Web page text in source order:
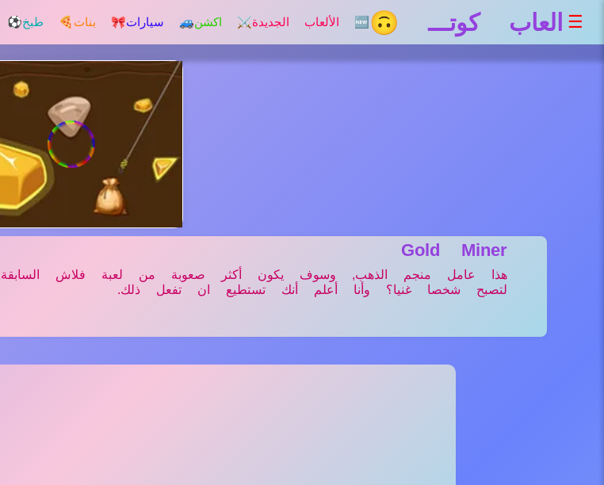
☰ العاب كوتـــ 🙃 🆕 الألعاب الجديدة ⚔️ اكشن🚙 سيارات🎀 بنات 🍕 طبخ⚽
Gold Miner
هذا عامل منجم الذهب, وسوف يكون أكثر صعوبة من لعبة فلاش
لتصبح شخصا غنيا؟ وأنا أعلم أنك تستطيع ان تفعل ذلك.